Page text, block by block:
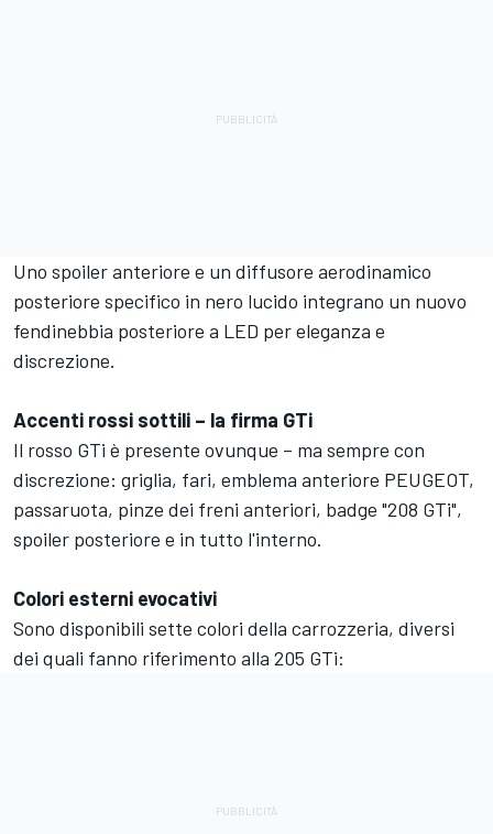
Uno spoiler anteriore e un diffusore aerodinamico
posteriore specifico in nero lucido integrano un nuovo
fendinebbia posteriore a LED per eleganza e
discrezione.
Accenti rossi sottili – la firma GTi
Il rosso GTi è presente ovunque – ma sempre con
discrezione: griglia, fari, emblema anteriore PEUGEOT,
passaruota, pinze dei freni anteriori, badge "208 GTi",
spoiler posteriore e in tutto l'interno.
Colori esterni evocativi
Sono disponibili sette colori della carrozzeria, diversi
dei quali fanno riferimento alla 205 GTi: